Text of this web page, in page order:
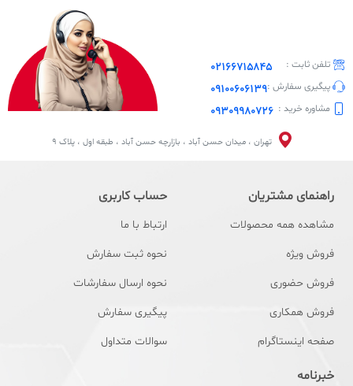
تهران ، میدان حسن آباد ، بازارچه حسن آباد ، طبقه اول ، پلاک 9
تلفن ثابت : 02166715845
پیگیری سفارش :09100606139
مشاوره خرید : 09309980726
راهنمای مشتریان
مشاهده همه محصولات
فروش ویژه
فروش حضوری
فروش همکاری
صفحه اینستاگرام
حساب کاربری
ارتباط با ما
نحوه ثبت سفارش
نحوه ارسال سفارشات
پیگیری سفارش
سوالات متداول
خبرنامه